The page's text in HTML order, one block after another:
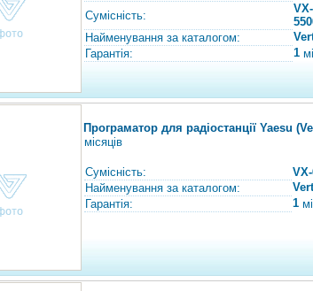
Сумісність:
Найменування за каталогом:
Гарантія:
1
Програматор для радіостанції Yaesu
місяців
Сумісність:
Найменування за каталогом:
Гарантія:
1